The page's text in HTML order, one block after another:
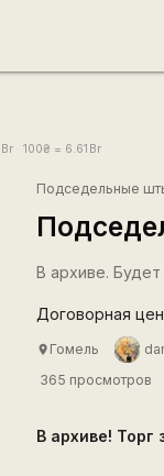
Br 100₴ = 6.61 Br
Подседельные
В архиве.
Договорная
place Гомель
365 просмотров
В архиве! Торг